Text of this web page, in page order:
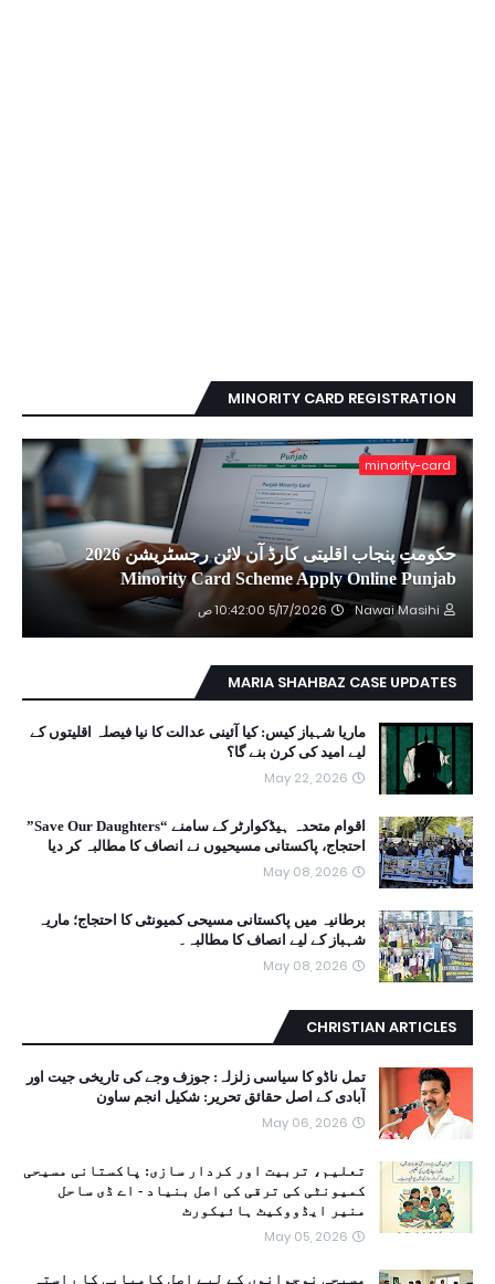
MINORITY CARD REGISTRATION
minority-card
حکومتِ پنجاب اقلیتی کارڈ آن لائن رجسٹریشن 2026
Minority Card Scheme Apply Online Punjab
Nawai Masihi 5/17/2026 10:42:00 ص
MARIA SHAHBAZ CASE UPDATES
ماریا شہباز کیس: کیا آئینی عدالت کا نیا فیصلہ اقلیتوں کے
لیے امید کی کرن بنے گا؟
May 22, 2026
اقوام متحدہ ہیڈکوارٹر کے سامنے “Save Our Daughters”
احتجاج، پاکستانی مسیحیوں نے انصاف کا مطالبہ کر دیا
May 08, 2026
برطانیہ میں پاکستانی مسیحی کمیونٹی کا احتجاج؛ ماریہ
شہباز کے لیے انصاف کا مطالبہ۔
May 08, 2026
CHRISTIAN ARTICLES
تمل ناڈو کا سیاسی زلزلہ: جوزف وجے کی تاریخی جیت اور
آبادی کے اصل حقائق تحریر: شکیل انجم ساون
May 06, 2026
تعلیم، تربیت اور کردار سازی: پاکستانی مسیحی
کمیونٹی کی ترقی کی اصل بنیاد - اے ڈی ساحل
منیر ایڈووکیٹ ہائیکورٹ
May 05, 2026
مسیحی نوجوانوں کے لیے اصل کامیابی کا راستہ